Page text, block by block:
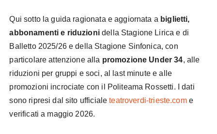
Qui sotto la guida ragionata e aggiornata a biglietti,
abbonamenti e riduzionidella Stagione Lirica e di
Balletto 2025/26 e della Stagione Sinfonica, con
particolare attenzione alla promozione Under 34, alle
riduzioni per gruppi e soci, al last minute e alle
promozioni incrociate con il Politeama Rossetti. I dati
sono ripresi dal sito ufficialeteatroverdi-trieste.come
verificati a maggio 2026.